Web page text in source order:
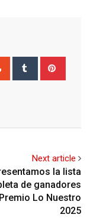
StumbleUpon
Tumblr
Next article
la lista
de ganadores
Lo Nuestro
2025